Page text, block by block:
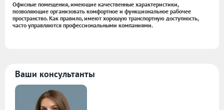
Офисные помещения, имеющие качественные характеристики,
позволяющие организовать комфортное и функциональное рабочее
пространство. Как правило, имеют хорошую транспортную доступность,
часто управляются профессиональными компаниями.
Ваши консультанты